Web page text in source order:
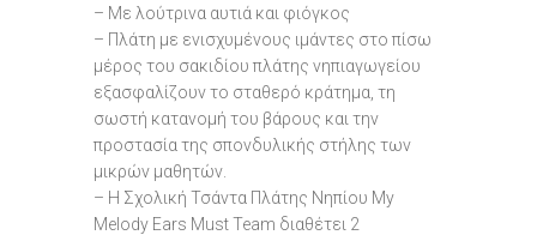
– Με λούτρινα αυτιά και φιόγκος
– Πλάτη με ενισχυμένους ιμάντες στο πίσω
μέρος του σακιδίου πλάτης νηπιαγωγείου
εξασφαλίζουν το σταθερό κράτημα, τη
σωστή κατανομή του βάρους και την
προστασία της σπονδυλικής στήλης των
μικρών μαθητών.
– H Σχολική Τσάντα Πλάτης Νηπίου My
Melody Ears Must Team διαθέτει 2